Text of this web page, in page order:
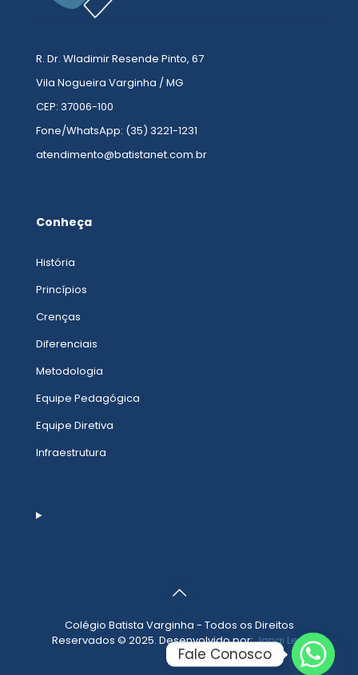
R. Dr. Wladimir Resende Pinto, 67
Vila Nogueira Varginha / MG
CEP: 37006-100
Fone/WhatsApp: (35) 3221-1231
atendimento@batistanet.com.br
Conheça
História
Princípios
Crenças
Diferenciais
Metodologia
Equipe Pedagógica
Equipe Diretiva
Infraestrutura
Colégio Batista Varginha - Todos os Direitos
Reservados © 2025. Desenvolvido por:Janai Levi
Fale Conosco